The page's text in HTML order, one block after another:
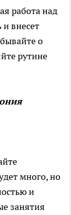
работа над
и внесет
о
рутине
много, но
и
занятия